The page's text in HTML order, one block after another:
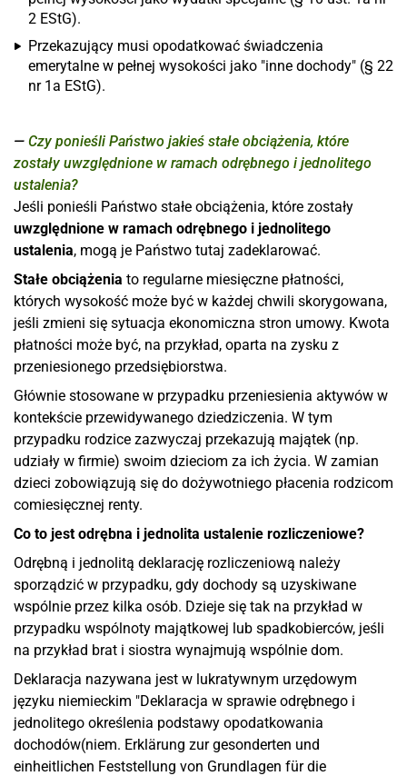
2 EStG).
Przekazujący musi opodatkować świadczenia
emerytalne w pełnej wysokości jako "inne dochody" (§ 22
nr 1a EStG).
Czy ponieśli Państwo jakieś stałe obciążenia, które
zostały uwzględnione w ramach odrębnego i jednolitego
ustalenia?
Jeśli ponieśli Państwo stałe obciążenia, które zostały
uwzględnione w ramach odrębnego i jednolitego
ustalenia, mogą je Państwo tutaj zadeklarować.
Stałe obciążenia to regularne miesięczne płatności,
których wysokość może być w każdej chwili skorygowana,
jeśli zmieni się sytuacja ekonomiczna stron umowy. Kwota
płatności może być, na przykład, oparta na zysku z
przeniesionego przedsiębiorstwa.
Głównie stosowane w przypadku przeniesienia aktywów w
kontekście przewidywanego dziedziczenia. W tym
przypadku rodzice zazwyczaj przekazują majątek (np.
udziały w firmie) swoim dzieciom za ich życia. W zamian
dzieci zobowiązują się do dożywotniego płacenia rodzicom
comiesięcznej renty.
Co to jest odrębna i jednolita ustalenie rozliczeniowe?
Odrębną i jednolitą deklarację rozliczeniową należy
sporządzić w przypadku, gdy dochody są uzyskiwane
wspólnie przez kilka osób. Dzieje się tak na przykład w
przypadku wspólnoty majątkowej lub spadkobierców, jeśli
na przykład brat i siostra wynajmują wspólnie dom.
Deklaracja nazywana jest w lukratywnym urzędowym
języku niemieckim "Deklaracja w sprawie odrębnego i
jednolitego określenia podstawy opodatkowania
dochodów(niem. Erklärung zur gesonderten und
einheitlichen Feststellung von Grundlagen für die